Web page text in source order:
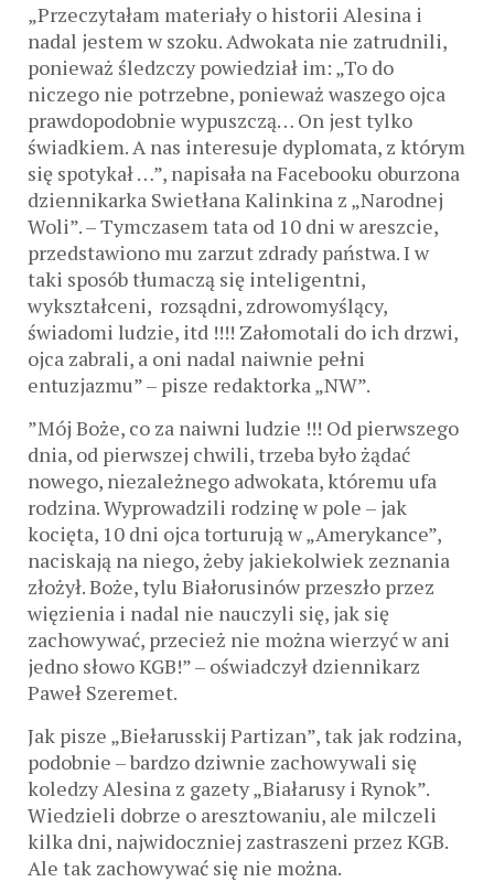
„Przeczytałam materiały o historii Alesina i
nadal jestem w szoku. Adwokata nie zatrudnili,
ponieważ śledzczy powiedział im: „To do
niczego nie potrzebne, ponieważ waszego ojca
prawdopodobnie wypuszczą… On jest tylko
świadkiem. A nas interesuje dyplomata, z którym
się spotykał …”, napisała na Facebooku oburzona
dziennikarka Swietłana Kalinkina z „Narodnej
Woli”. – Tymczasem tata od 10 dni w areszcie,
przedstawiono mu zarzut zdrady państwa. I w
taki sposób tłumaczą się inteligentni,
wykształceni, rozsądni, zdrowomyślący,
świadomi ludzie, itd !!!! Załomotali do ich drzwi,
ojca zabrali, a oni nadal naiwnie pełni
entuzjazmu” – pisze redaktorka „NW”.
”Mój Boże, co za naiwni ludzie !!! Od pierwszego
dnia, od pierwszej chwili, trzeba było żądać
nowego, niezależnego adwokata, któremu ufa
rodzina. Wyprowadzili rodzinę w pole – jak
kocięta, 10 dni ojca torturują w „Amerykance”,
naciskają na niego, żeby jakiekolwiek zeznania
złożył. Boże, tylu Białorusinów przeszło przez
więzienia i nadal nie nauczyli się, jak się
zachowywać, przecież nie można wierzyć w ani
jedno słowo KGB!” – oświadczył dziennikarz
Paweł Szeremet.
Jak pisze „Biełarusskij Partizan”, tak jak rodzina,
podobnie – bardzo dziwnie zachowywali się
koledzy Alesina z gazety „Białarusy i Rynok”.
Wiedzieli dobrze o aresztowaniu, ale milczeli
kilka dni, najwidoczniej zastraszeni przez KGB.
Ale tak zachowywać się nie można.